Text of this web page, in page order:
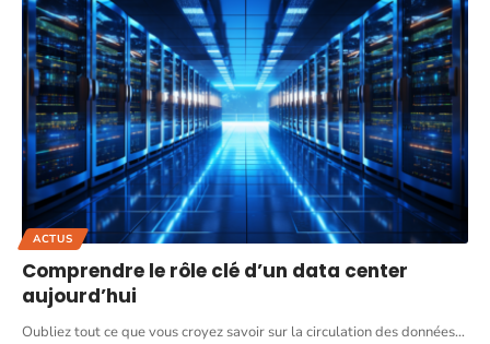
ACTUS
Comprendre le rôle clé d’un data center
aujourd’hui
Oubliez tout ce que vous croyez savoir sur la circulation des données…